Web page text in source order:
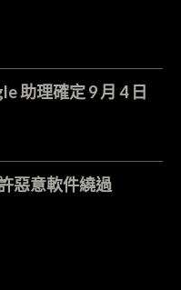
助理確定 9 月 4 日
惡意軟件繞過